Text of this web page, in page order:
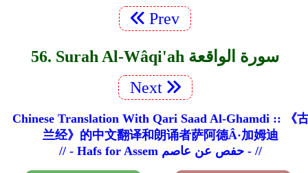
Prev
56. Surah Al-Wâqi'ah سورة الواقعة
Next
Chinese Translation With Qari Saad Al-Ghamdi :: 《
兰经》的中文翻译和朗诵者萨阿德Â·加姆迪
// - Hafs for Assem حفص عن عاصم - //